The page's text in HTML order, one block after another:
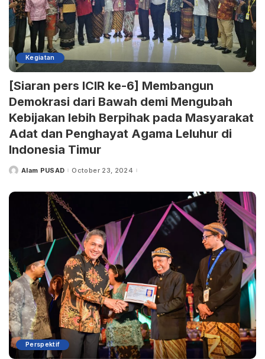
Kegiatan
[Siaran pers ICIR ke-6] Membangun
Demokrasi dari Bawah demi Mengubah
Kebijakan lebih Berpihak pada Masyarakat
Adat dan Penghayat Agama Leluhur di
Indonesia Timur
Alam PUSAD October 23, 2024
Perspektif